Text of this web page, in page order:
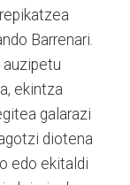
Barrenari.
ekintza
galarazi
diotena
edo ekitaldi